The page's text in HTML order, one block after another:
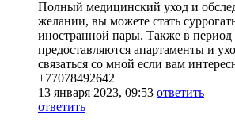
Полный медицинский уход и
желании, вы можете стать
иностранной пары. Также в период
предоставляются апартаменты и
связаться со мной если вам
+77078492642
13 января 2023, 09:53 ответить
ответить